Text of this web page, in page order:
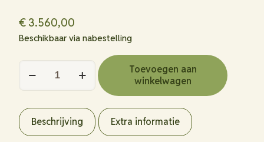
€ 3.560,00
Beschikbaar via nabestelling
hoeveelheid
Toevoegen aan
winkelwagen
Beschrijving Extra informatie